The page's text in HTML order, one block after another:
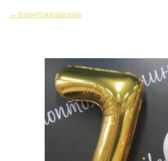
Вернутся в магазин